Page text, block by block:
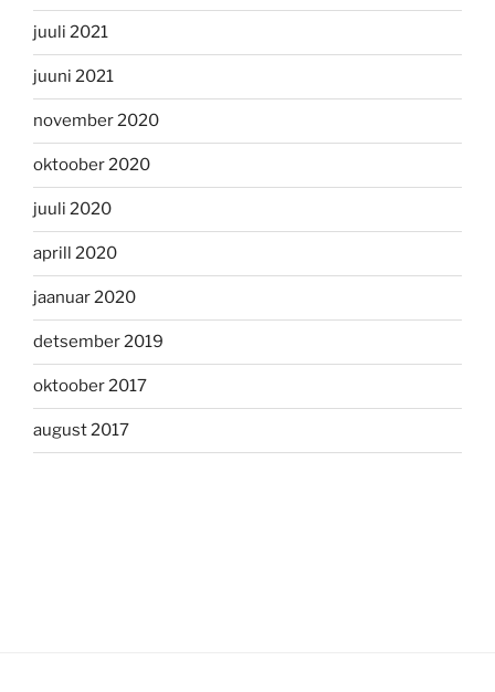
juuli 2021
juuni 2021
november 2020
oktoober 2020
juuli 2020
aprill 2020
jaanuar 2020
detsember 2019
oktoober 2017
august 2017